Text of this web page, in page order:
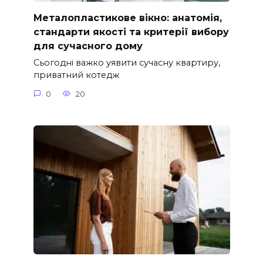
Металопластикове вікно: анатомія,
стандарти якості та критерії вибору
для сучасного дому
Сьогодні важко уявити сучасну квартиру,
приватний котедж
0 20